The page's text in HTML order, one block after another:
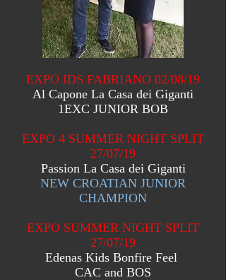
EXPO IDS FABRIANO 02/08/19
Al Capone La Casa dei Giganti
1EXC JUNIOR BOB
EXPO 4 SUMMER NIGHT SPLIT
27/07/19
Passion La Casa dei Giganti
NEW CROATIAN JUNIOR
CHAMPION
EXPO SUMMER NIGHT SPLIT
27/07/19
Edenas Kids Bonfire Feel
CAC and BOS